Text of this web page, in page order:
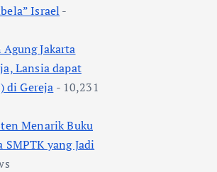
Israel -
Jakarta
Lansia dapat
di Gereja - 10,231
Menarik Buku
SMPTK yang Jadi